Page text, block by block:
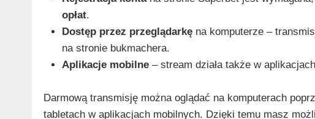
opłat.
Dostęp przez przeglądarkęna komputerze –
na stronie bukmachera.
Aplikacje mobilne– stream działa także w
Darmową transmisję można oglądać na komputerach
tabletach w aplikacjach mobilnych. Dzięki temu masz